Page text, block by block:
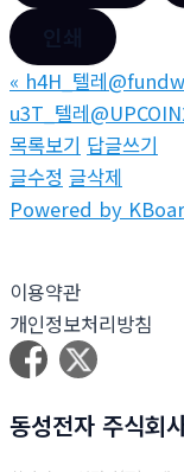
« h4H_텔레
u3T_텔레
목록보기 답글쓰기
글수정 글삭제
Powered by
이용약관
개인정보처리방침
동성전자 주식회